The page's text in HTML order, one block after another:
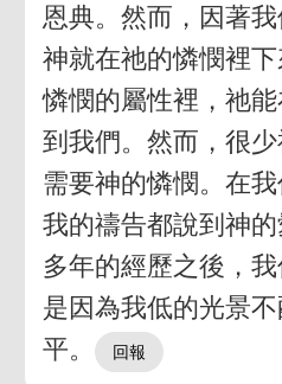
恩典。然而，因著我
神就在祂的憐憫裡
憐憫的屬性裡，祂
到我們。然而，很
需要神的憐憫。在我
我的禱告都說到神
多年的經歷之後，
是因為我低的光景
平。